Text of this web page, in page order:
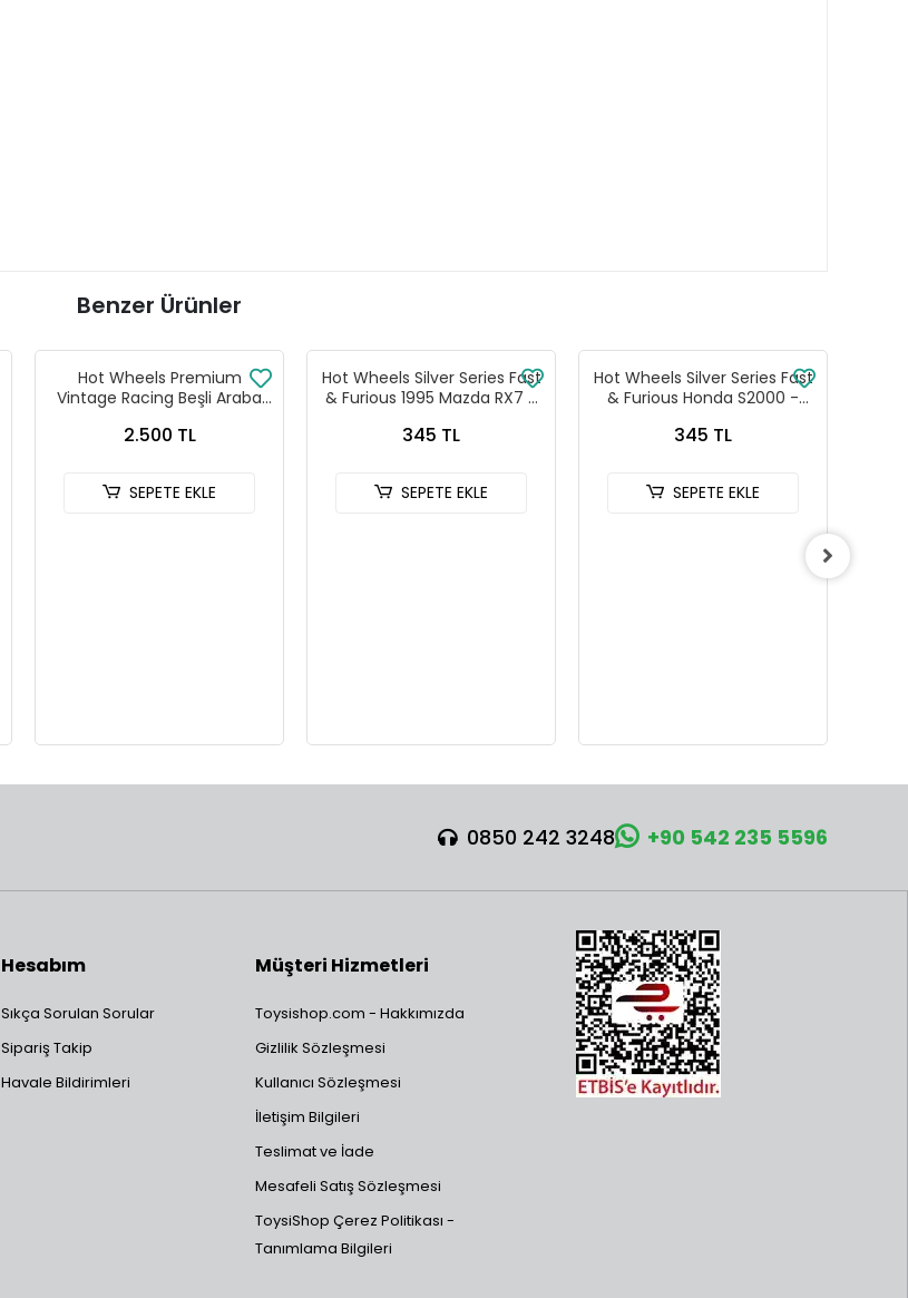
Benzer Ürünler
Hot Wheels Premium
Vintage Racing Beşli Araba
2.500 TL
SEPETE EKLE
Hot Wheels Silver Series Fast
& Furious 1995 Mazda RX7 -
345 TL
SEPETE EKLE
Hot Wheels Silver Series Fast
& Furious Honda S2000 -
345 TL
SEPETE EKLE
0850 242 3248 +90 542 235 5596
Hesabım
Sıkça Sorulan Sorular
Sipariş Takip
Havale Bildirimleri
Müşteri Hizmetleri
Toysishop.com - Hakkımızda
Gizlilik Sözleşmesi
Kullanıcı Sözleşmesi
İletişim Bilgileri
Teslimat ve İade
Mesafeli Satış Sözleşmesi
ToysiShop Çerez Politikası -
Tanımlama Bilgileri